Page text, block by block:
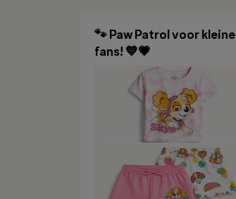
🐾 Paw Patrol voor kleine
fans! 💙💗